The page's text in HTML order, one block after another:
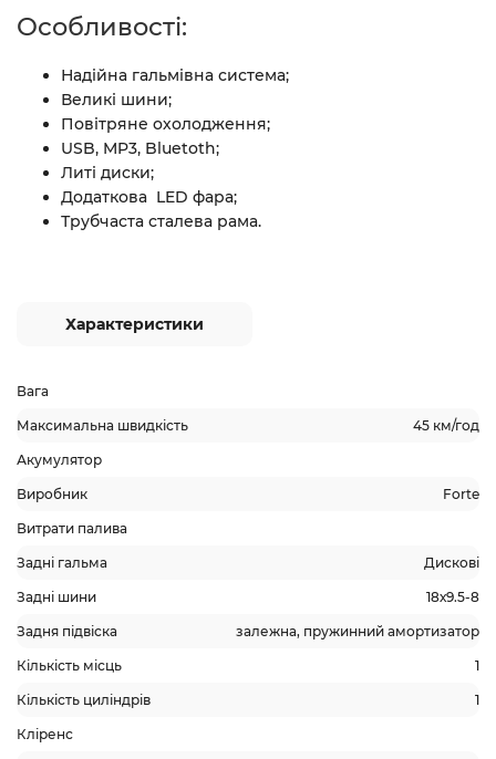
Особливості:
Надійна гальмівна система;
Великі шини;
Повітряне охолодження;
USB, MP3, Bluetoth;
Литі диски;
Додаткова LED фара;
Трубчаста сталева рама.
Характеристики
Вага
Максимальна швидкість 45 км/год
Акумулятор
Виробник Forte
Витрати палива
Задні гальма Дискові
Задні шини 18х9.5-8
Задня підвіска залежна, пружинний амортизатор
Кількість місць 1
Кількість циліндрів 1
Кліренс